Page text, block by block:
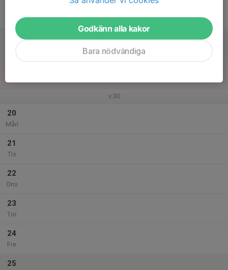
v.30
20
Mån
21
Tis
22
Ons
23
Tor
24
Fre
25
Godkänn alla kakor
Bara nödvändiga